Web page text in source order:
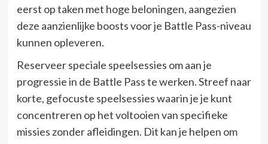
eerst op taken met hoge beloningen, aangezien
deze aanzienlijke boosts voor je Battle Pass-niveau
kunnen opleveren.
Reserveer speciale speelsessies om aan je
progressie in de Battle Pass te werken. Streef naar
korte, gefocuste speelsessies waarin je je kunt
concentreren op het voltooien van specifieke
missies zonder afleidingen. Dit kan je helpen om